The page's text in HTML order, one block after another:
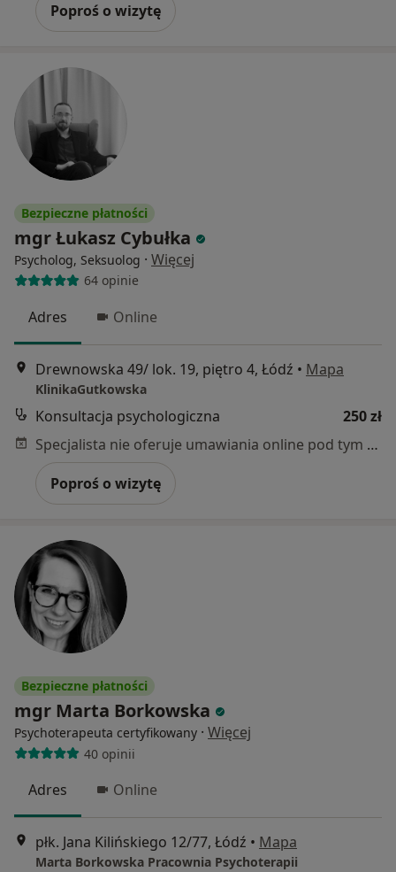
Poproś o wizytę
Bezpieczne płatności
mgr Łukasz Cybułka
Psycholog, Seksuolog · Więcej
64 opinie
Adres Online
Drewnowska 49/ lok. 19, piętro 4, Łódź • Mapa
KlinikaGutkowska
Konsultacja psychologiczna
250 zł
Specjalista nie oferuje umawiania online pod tym adresem.
Poproś o wizytę
Bezpieczne płatności
mgr Marta Borkowska
Psychoterapeuta certyfikowany · Więcej
40 opinii
Adres Online
płk. Jana Kilińskiego 12/77, Łódź • Mapa
Marta Borkowska Pracownia Psychoterapii